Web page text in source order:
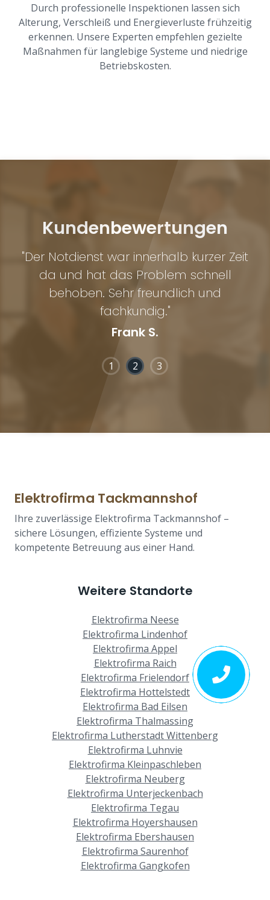
Durch professionelle Inspektionen lassen sich
Alterung, Verschleiß und Energieverluste frühzeitig
erkennen. Unsere Experten empfehlen gezielte
Maßnahmen für langlebige Systeme und niedrige
Betriebskosten.
Kundenbewertungen
"Der Notdienst war innerhalb kurzer Zeit
da und hat das Problem schnell
behoben. Sehr freundlich und
fachkundig."
Frank S.
1 2 3
Elektrofirma Tackmannshof
Ihre zuverlässige Elektrofirma Tackmannshof –
sichere Lösungen, effiziente Systeme und
kompetente Betreuung aus einer Hand.
Weitere Standorte
Elektrofirma Neese
Elektrofirma Lindenhof
Elektrofirma Appel
Elektrofirma Raich
Elektrofirma Frielendorf
Elektrofirma Hottelstedt
Elektrofirma Bad Eilsen
Elektrofirma Thalmassing
Elektrofirma Lutherstadt Wittenberg
Elektrofirma Luhnvie
Elektrofirma Kleinpaschleben
Elektrofirma Neuberg
Elektrofirma Unterjeckenbach
Elektrofirma Tegau
Elektrofirma Hoyershausen
Elektrofirma Ebershausen
Elektrofirma Saurenhof
Elektrofirma Gangkofen